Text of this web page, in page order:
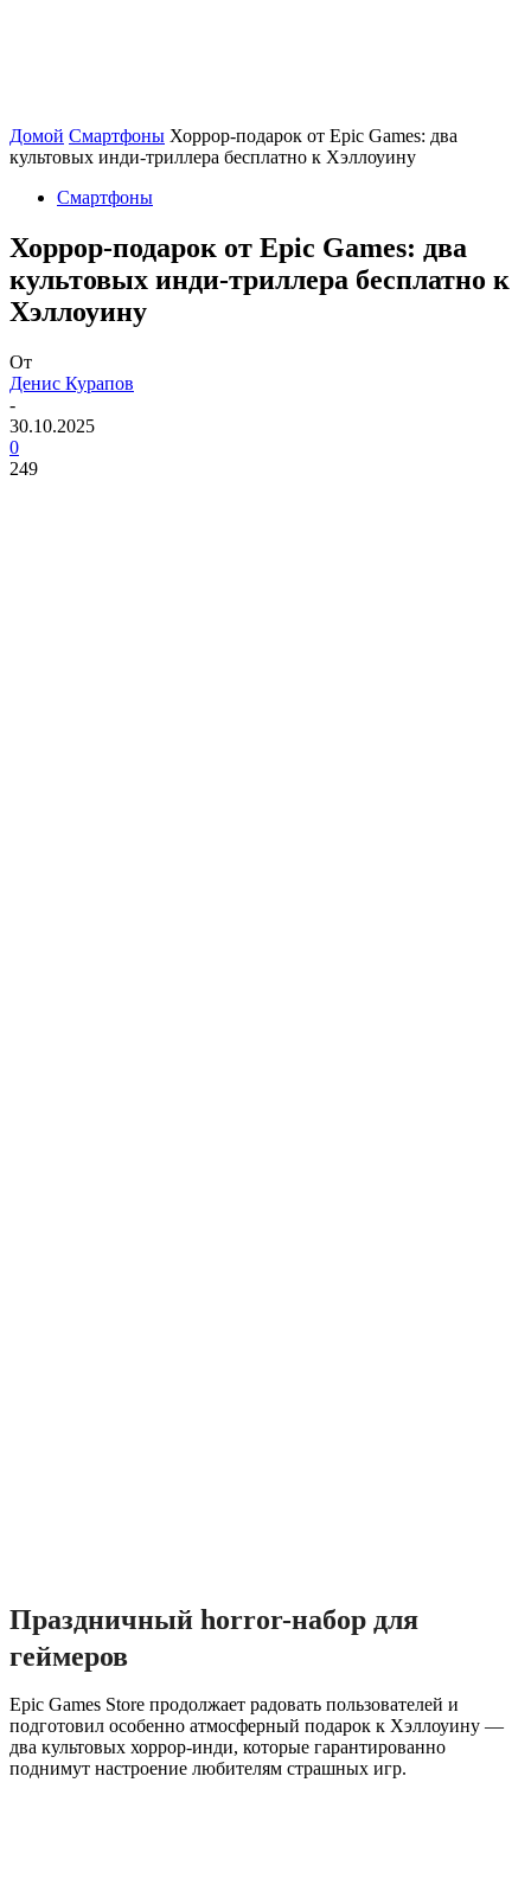
Домой Смартфоны Хоррор-подарок от Epic Games: два
культовых инди-триллера бесплатно к Хэллоуину
Смартфоны
Хоррор-подарок от Epic Games: два
культовых инди-триллера бесплатно к
Хэллоуину
От
Денис Курапов
-
30.10.2025
0
249
Праздничный horror-набор для
геймеров
Epic Games Store продолжает радовать пользователей и
подготовил особенно атмосферный подарок к Хэллоуину —
два культовых хоррор-инди, которые гарантированно
поднимут настроение любителям страшных игр.